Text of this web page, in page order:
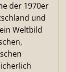
der 1970er
und
Weltbild